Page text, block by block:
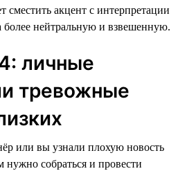
сместить акцент с интерпретации
нейтральную и взвешенную.
личные
тревожные
или вы узнали плохую новость
нужно собраться и провести